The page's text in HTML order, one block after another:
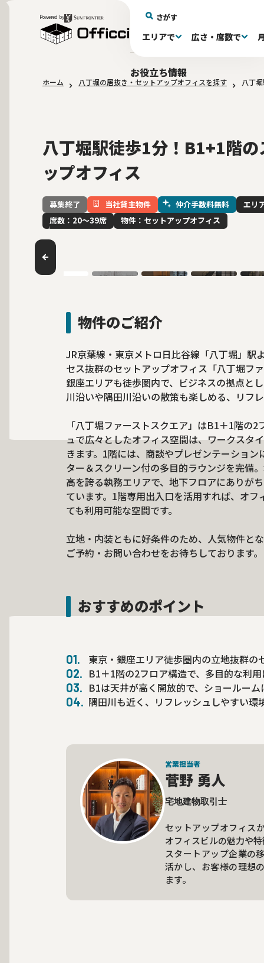
Powered by さがす
エリアで 広さ・席数で
港区(114)
30〜60坪(275)
セットアップオフィス(279)
30〜60坪(275)
61～100万(185)
テレカンブース付き(443)
居抜きオフィスについて
お役立ち情報
ホーム 八丁堀の居抜き・セットアップオフィスを探す 八丁
八丁堀駅徒歩1分！B1+1階
ップオフィス
募集終了 当社貸主物件 仲介手数料無料
エリ
席数：20〜39席
物件：セットアップオフィス
物件のご紹介
JR京葉線・東京メトロ日比谷線「八丁堀」駅
セス抜群のセットアップオフィス「八丁堀フ
銀座エリアも徒歩圏内で、ビジネスの拠点と
川沿いや隅田川沿いの散策も楽しめる、リフ
「八丁堀ファーストスクエア」はB1＋1階の
ュで広々としたオフィス空間は、ワークスタ
きます。1階には、商談やプレゼンテーショ
ター＆スクリーン付の多目的ラウンジを完備
高を誇る執務エリアで、地下フロアにありが
ています。1階専用出入口を活用すれば、オ
ても利用可能な空間です。
立地・内装ともに好条件のため、人気物件と
ご予約・お問い合わせをお待ちしております。
おすすめのポイント
東京・銀座エリア徒歩圏内の立地抜群の
B1＋1階の2フロア構造で、多目的な利
B1は天井が高く開放的で、ショールー
隅田川も近く、リフレッシュしやすい環
営業担当者
菅野 勇人
宅地建物取引士
セットアップオフィス
オフィスビルの魅力や
スタートアップ企業の
活かし、お客様の理想
ます。